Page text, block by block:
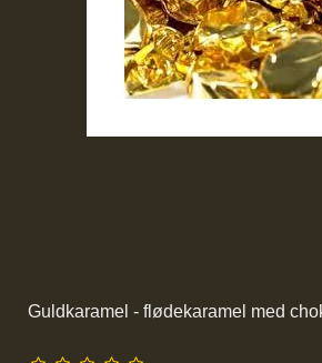
Guldkaramel - flødekaramel med